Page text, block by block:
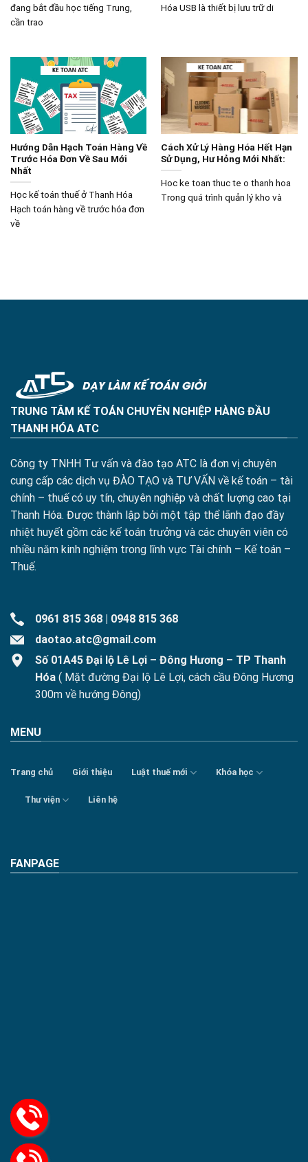
đang bắt đầu học tiếng Trung,
cần trao
Hóa USB là thiết bị lưu trữ di
Hướng Dẫn Hạch Toán Hàng Về
Trước Hóa Đơn Về Sau Mới
Nhất
Học kế toán thuế ở Thanh Hóa
Hạch toán hàng về trước hóa đơn
về
Cách Xử Lý Hàng Hóa Hết Hạn
Sử Dụng, Hư Hỏng Mới Nhất:
Hoc ke toan thuc te o thanh hoa
Trong quá trình quản lý kho và
TRUNG TÂM KẾ TOÁN CHUYÊN NGHIỆP HÀNG ĐẦU
THANH HÓA ATC
Công ty TNHH Tư vấn và đào tạo ATC là đơn vị chuyên
cung cấp các dịch vụ ĐÀO TẠO và TƯ VẤN về kế toán – tài
chính – thuế có uy tín, chuyên nghiệp và chất lượng cao tại
Thanh Hóa. Được thành lập bởi một tập thể lãnh đạo đầy
nhiệt huyết gồm các kế toán trưởng và các chuyên viên có
nhiều năm kinh nghiệm trong lĩnh vực Tài chính – Kế toán –
Thuế.
0961 815 368 | 0948 815 368
daotao.atc@gmail.com
Số 01A45 Đại lộ Lê Lợi – Đông Hương – TP Thanh
Hóa ( Mặt đường Đại lộ Lê Lợi, cách cầu Đông Hương
300m về hướng Đông)
MENU
Trang chủ Giới thiệu Luật thuế mới Khóa học
Thư viện Liên hệ
FANPAGE